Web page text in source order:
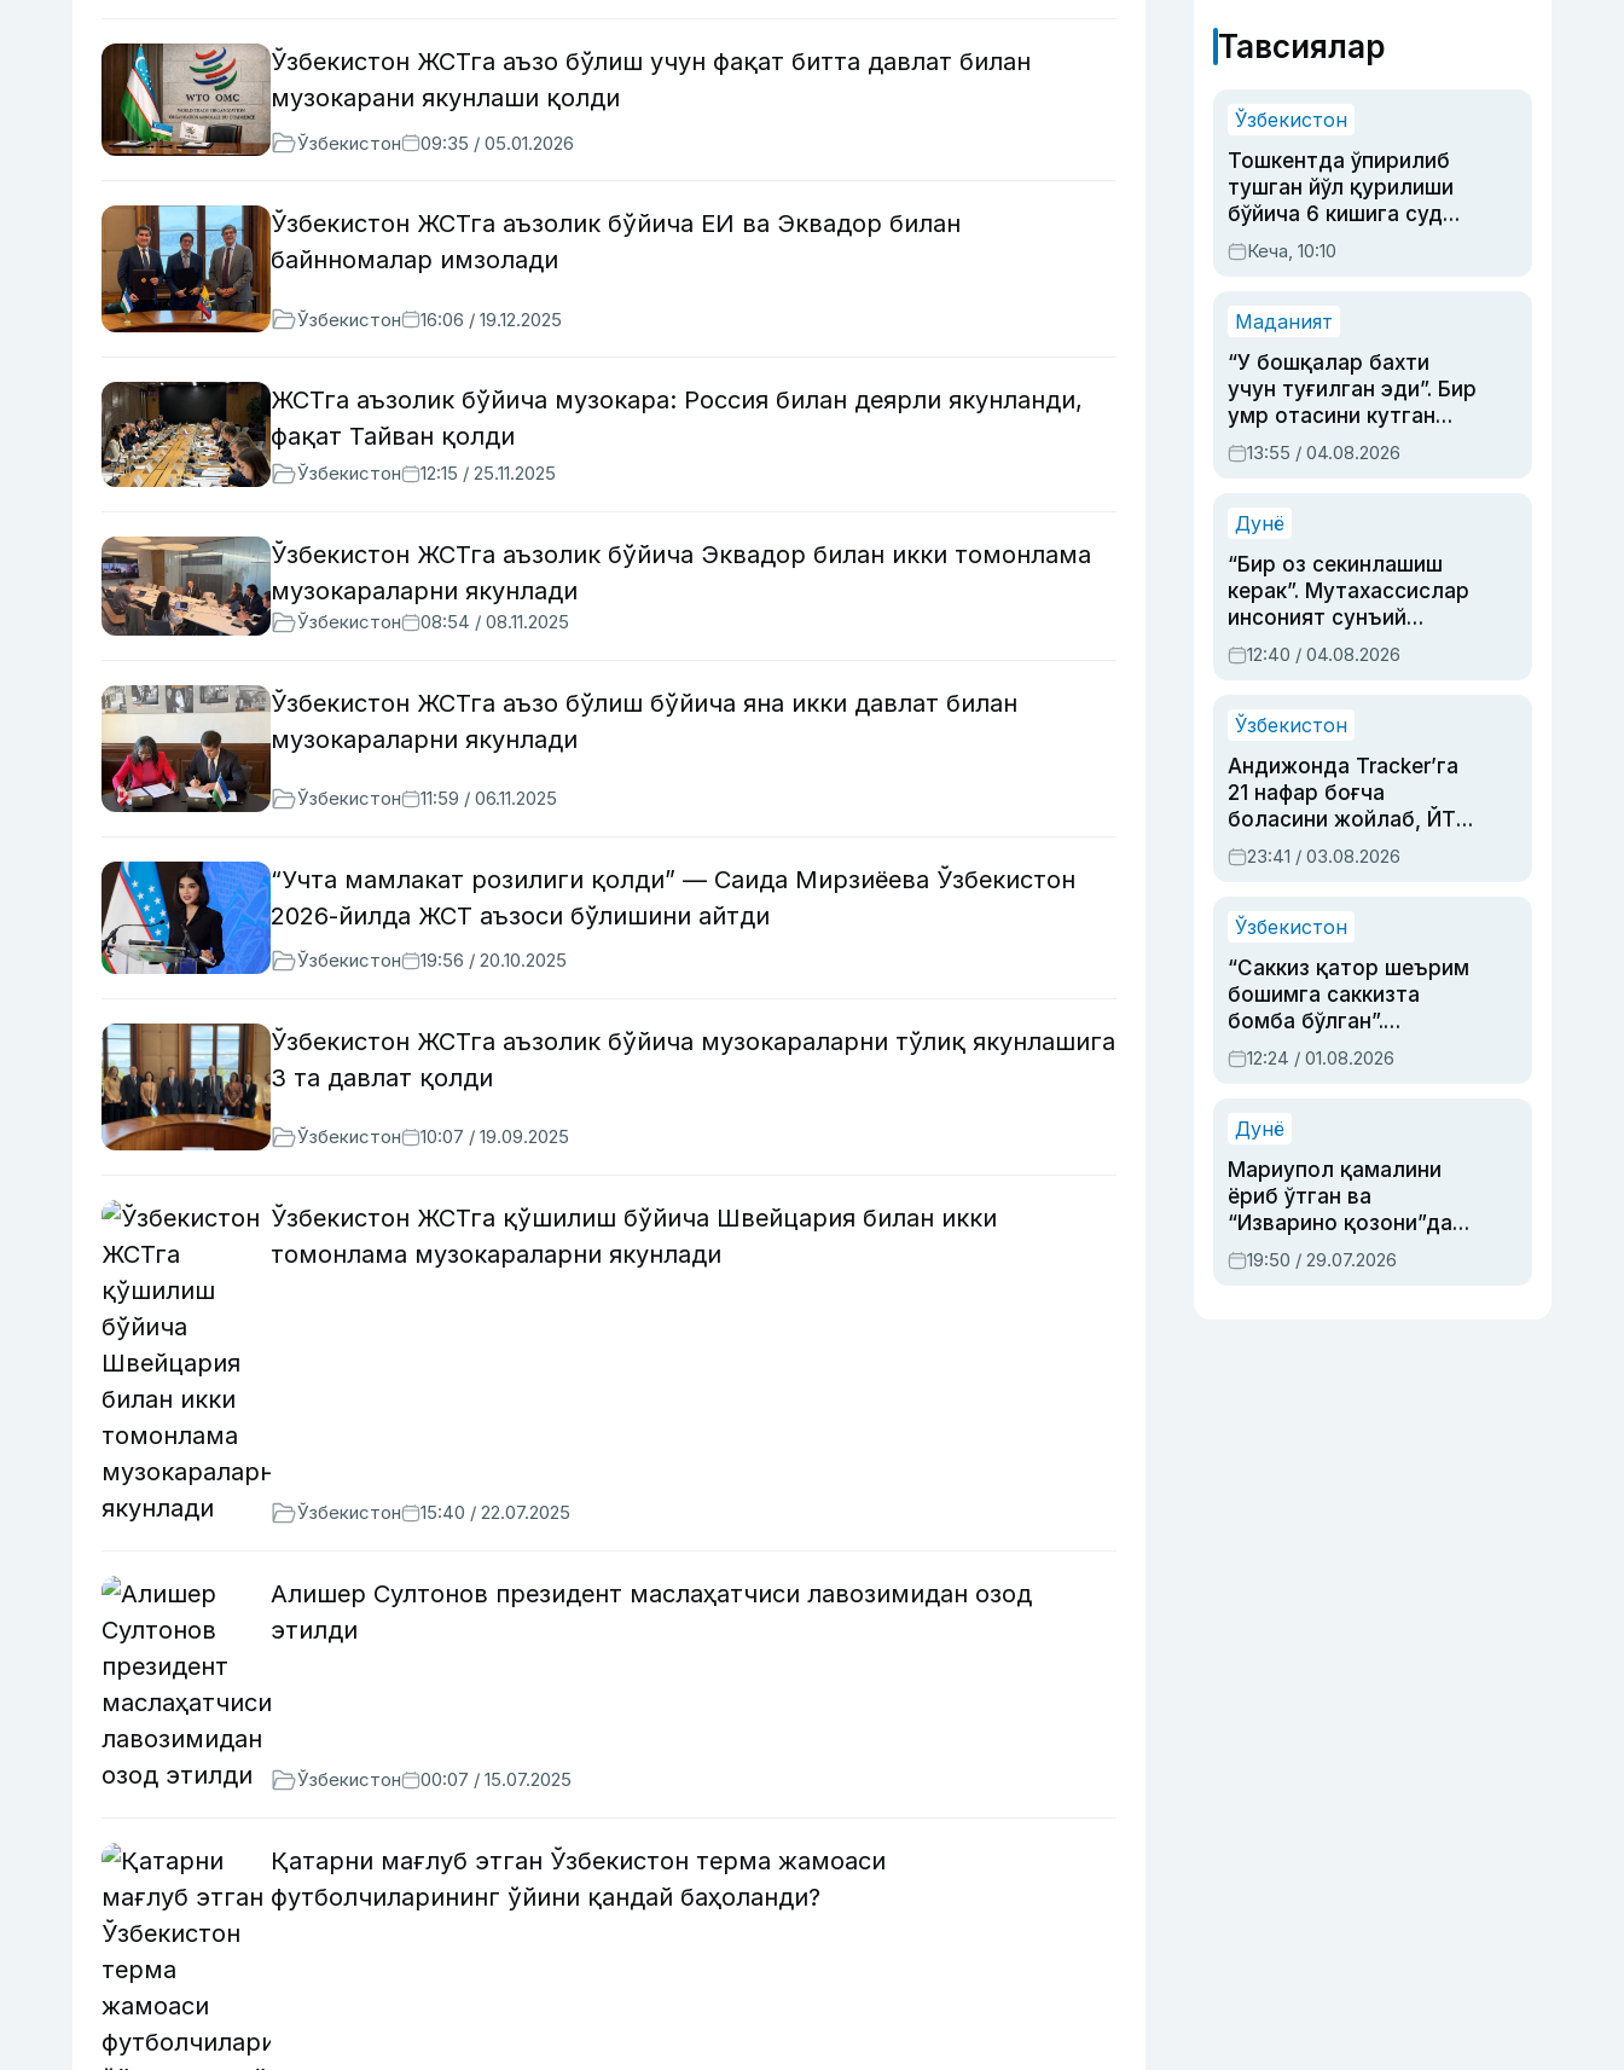
Ўзбекистон ЖСТга аъзо бўлиш учун фақат битта давлат билан
музокарани якунлаши қолди
Ўзбекистон 09:35 / 05.01.2026
Ўзбекистон ЖСТга аъзолик бўйича ЕИ ва Эквадор билан
байнномалар имзолади
Ўзбекистон 16:06 / 19.12.2025
ЖСТга аъзолик бўйича музокара: Россия билан деярли якунланди,
фақат Тайван қолди
Ўзбекистон 12:15 / 25.11.2025
Ўзбекистон ЖСТга аъзолик бўйича Эквадор билан икки томонлама
музокараларни якунлади
Ўзбекистон 08:54 / 08.11.2025
Ўзбекистон ЖСТга аъзо бўлиш бўйича яна икки давлат билан
музокараларни якунлади
Ўзбекистон 11:59 / 06.11.2025
“Учта мамлакат розилиги қолди” — Саида Мирзиёева Ўзбекистон
2026-йилда ЖСТ аъзоси бўлишини айтди
Ўзбекистон 19:56 / 20.10.2025
Ўзбекистон ЖСТга аъзолик бўйича музокараларни тўлиқ якунлашига
3 та давлат қолди
Ўзбекистон 10:07 / 19.09.2025
Ўзбекистон ЖСТга қўшилиш бўйича Швейцария билан икки
томонлама музокараларни якунлади
Ўзбекистон 15:40 / 22.07.2025
Алишер Султонов президент маслаҳатчиси лавозимидан озод
этилди
Ўзбекистон 00:07 / 15.07.2025
Қатарни мағлуб этган Ўзбекистон терма жамоаси
футболчиларининг ўйини қандай баҳоланди?
Тавсиялар
Ўзбекистон
Тошкентда ўпирилиб
тушган йўл қурилиши
бўйича 6 кишига суд
ҳукми ўқилди
Кеча, 10:10
Маданият
“У бошқалар бахти
учун туғилган эди”. Бир
умр отасини кутган
актриса ва дубльяж
устаси Римма
синовларга тўла ҳаёти
13:55 / 04.08.2026
Дунё
“Бир оз секинлашиш
керак”. Мутахассислар
инсоният сунъий
интеллектни бошқара
олмай қолишидан
12:40 / 04.08.2026
Ўзбекистон
Андижонда Tracker’га
21 нафар боғча
боласини жойлаб, ЙТҲ
содир этган аёлга суд
ҳукми ўқилди
23:41 / 03.08.2026
Ўзбекистон
“Саккиз қатор шеърим
бошимга саккизта
бомба бўлган”.
Абдулла Ориповни
сиёсий айбловлардан
12:24 / 01.08.2026
Дунё
Мариупол қамалини
ёриб ўтган ва
“Изварино қозони”дан
чиққан қаҳрамон —
Украина армияси бош
19:50 / 29.07.2026